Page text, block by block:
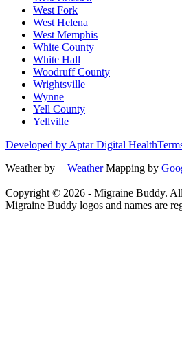
West Fork
West Helena
West Memphis
White County
White Hall
Woodruff County
Wrightsville
Wynne
Yell County
Yellville
Developed by Aptar Digital Health
Weather by
WeatherMapping by
Copyright © 2026 - Migraine Buddy.
Migraine Buddy logos and names are